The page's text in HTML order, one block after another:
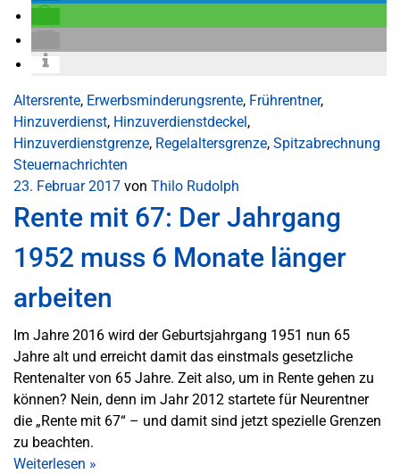
Altersrente, Erwerbsminderungsrente, Frührentner,
Hinzuverdienst, Hinzuverdienstdeckel,
Hinzuverdienstgrenze, Regelaltersgrenze, Spitzabrechnung
Steuernachrichten
23. Februar 2017 von Thilo Rudolph
Rente mit 67: Der Jahrgang
1952 muss 6 Monate länger
arbeiten
Im Jahre 2016 wird der Geburtsjahrgang 1951 nun 65
Jahre alt und erreicht damit das einstmals gesetzliche
Rentenalter von 65 Jahre. Zeit also, um in Rente gehen zu
können? Nein, denn im Jahr 2012 startete für Neurentner
die „Rente mit 67“ – und damit sind jetzt spezielle Grenzen
zu beachten.
Weiterlesen »